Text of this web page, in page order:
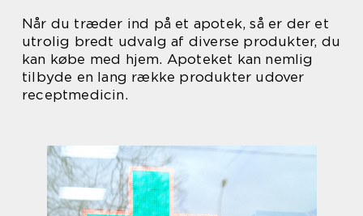
Når du træder ind på et apotek, så er der et
utrolig bredt udvalg af diverse produkter, du
kan købe med hjem. Apoteket kan nemlig
tilbyde en lang række produkter udover
receptmedicin.